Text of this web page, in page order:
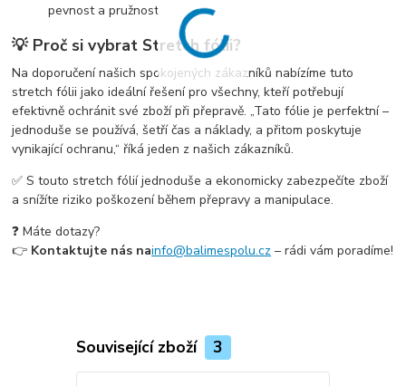
pevnost a pružnost
💡 Proč si vybrat Stretch fólii?
Na doporučení našich spokojených zákazníků nabízíme tuto
stretch fólii jako ideální řešení pro všechny, kteří potřebují
efektivně ochránit své zboží při přepravě. „Tato fólie je perfektní –
jednoduše se používá, šetří čas a náklady, a přitom poskytuje
vynikající ochranu,“ říká jeden z našich zákazníků.
✅ S touto stretch fólií jednoduše a ekonomicky zabezpečíte zboží
a snížíte riziko poškození během přepravy a manipulace.
❓ Máte dotazy?
👉 Kontaktujte nás nainfo@balimespolu.cz – rádi vám poradíme!
Související zboží 3